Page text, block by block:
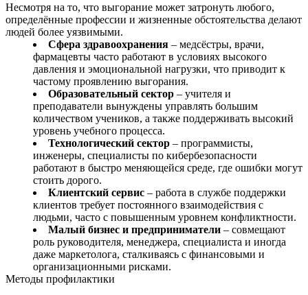
Несмотря на то, что выгорание может затронуть любого,
определённые профессии и жизненные обстоятельства делают
людей более уязвимыми.
Сфера здравоохранения – медсёстры, врачи,
фармацевты часто работают в условиях высокого
давления и эмоциональной нагрузки, что приводит к
частому проявлению выгорания.
Образовательный сектор – учителя и
преподаватели вынуждены управлять большим
количеством учеников, а также поддерживать высокий
уровень учебного процесса.
Технологический сектор – программисты,
инженеры, специалисты по кибербезопасности
работают в быстро меняющейся среде, где ошибки могут
стоить дорого.
Клиентский сервис – работа в службе поддержки
клиентов требует постоянного взаимодействия с
людьми, часто с повышенным уровнем конфликтности.
Малый бизнес и предприниматели – совмещают
роль руководителя, менеджера, специалиста и иногда
даже маркетолога, сталкиваясь с финансовыми и
организационными рисками.
Методы профилактики